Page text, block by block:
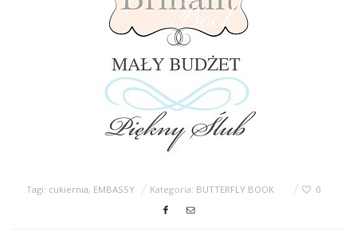
Tagi: cukiernia, EMBASSY Kategoria: BUTTERFLY BOOK 0